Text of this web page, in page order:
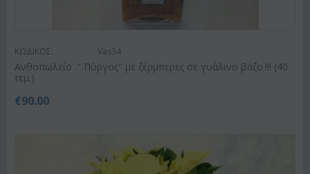
ΚΩΔΙΚΟΣ: Vas34
Ανθοπωλείο ." Πύργος" με ζέρμπερες σε γυάλινο βάζο.!!! (40
τεμ.)
€90.00